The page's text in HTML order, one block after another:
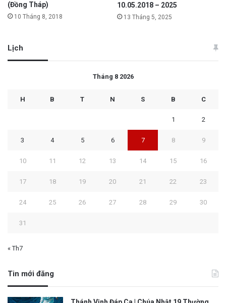
(Đồng Tháp)
10 Tháng 8, 2018
10.05.2018 – 2025
13 Tháng 5, 2025
Lịch
Tháng 8 2026
H B T N S B C
1 2
3 4 5 6 7 8 9
10 11 12 13 14 15 16
17 18 19 20 21 22 23
24 25 26 27 28 29 30
31
« Th7
Tin mới đăng